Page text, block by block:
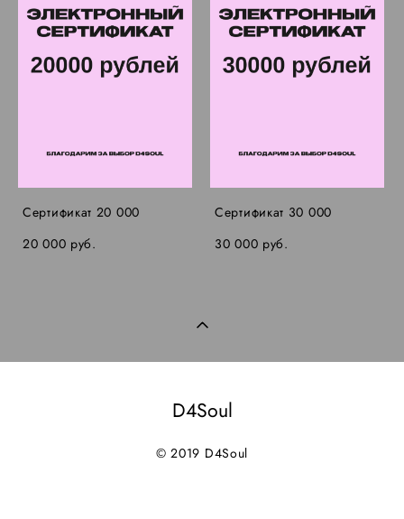
Сертификат 20 000
20 000 pуб.
Сертификат 30 000
30 000 pуб.
D4Soul
© 2019 D4Soul